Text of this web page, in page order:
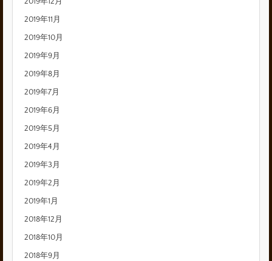
2019年11月
2019年10月
2019年9月
2019年8月
2019年7月
2019年6月
2019年5月
2019年4月
2019年3月
2019年2月
2019年1月
2018年12月
2018年10月
2018年9月